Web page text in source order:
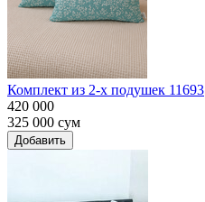
Комплект из 2-х подушек 11693
420 000
325 000 сум
Добавить